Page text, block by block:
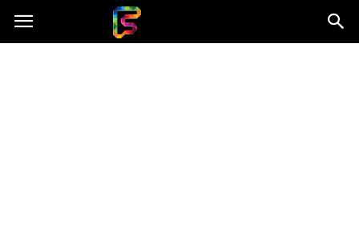
Fasingenergia.pl